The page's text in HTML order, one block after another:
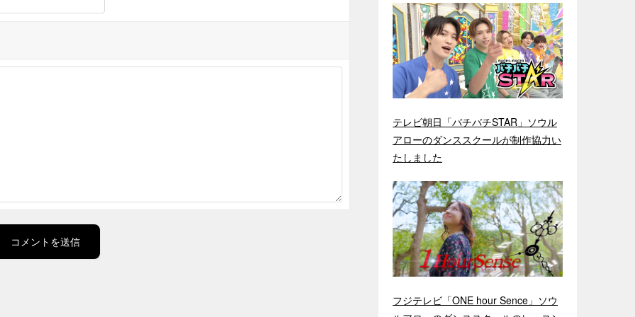
テレビ朝日「バチバチSTAR」ソウル
アローのダンススクールが制作協力い
たしました
フジテレビ「ONE hour Sence」ソウ